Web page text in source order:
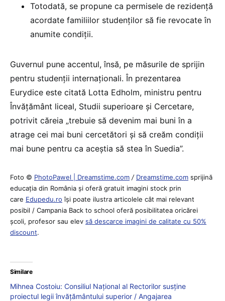
Totodată, se propune ca permisele de rezidență
acordate familiilor studenților să fie revocate în
anumite condiții.
Guvernul pune accentul, însă, pe măsurile de sprijin
pentru studenții internaționali. În prezentarea
Eurydice este citată Lotta Edholm, ministru pentru
Învățământ liceal, Studii superioare și Cercetare,
potrivit căreia „trebuie să devenim mai buni în a
atrage cei mai buni cercetători și să creăm condiții
mai bune pentru ca aceștia să stea în Suedia”.
Foto © PhotoPawel | Dreamstime.com / Dreamstime.com sprijină
educaţia din România şi oferă gratuit imagini stock prin
care Edupedu.ro îşi poate ilustra articolele cât mai relevant
posibil / Campania Back to school oferă posibilitatea oricărei
școli, profesor sau elev să descarce imagini de calitate cu 50%
discount.
Similare
Mihnea Costoiu: Consiliul Național al Rectorilor susține
proiectul legii învățământului superior / Angajarea